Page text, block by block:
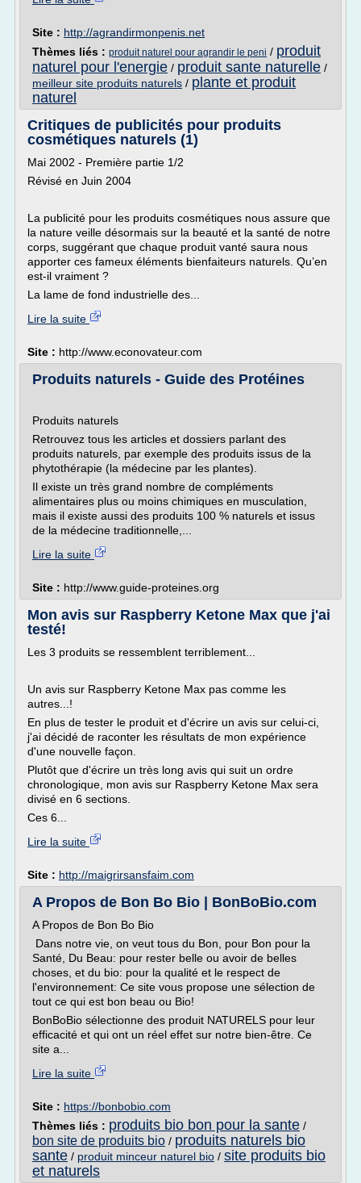
Site : http://agrandirmonpenis.net
Thèmes liés : produit naturel pour agrandir le peni / produit
naturel pour l'energie / produit sante naturelle /
meilleur site produits naturels / plante et produit
naturel
Critiques de publicités pour produits
cosmétiques naturels (1)
Mai 2002 - Première partie 1/2
Révisé en Juin 2004
La publicité pour les produits cosmétiques nous assure que
la nature veille désormais sur la beauté et la santé de notre
corps, suggérant que chaque produit vanté saura nous
apporter ces fameux éléments bienfaiteurs naturels. Qu’en
est-il vraiment ?
La lame de fond industrielle des...
Lire la suite
Site : http://www.econovateur.com
Produits naturels - Guide des Protéines
Produits naturels
Retrouvez tous les articles et dossiers parlant des
produits naturels, par exemple des produits issus de la
phytothérapie (la médecine par les plantes).
Il existe un très grand nombre de compléments
alimentaires plus ou moins chimiques en musculation,
mais il existe aussi des produits 100 % naturels et issus
de la médecine traditionnelle,...
Lire la suite
Site : http://www.guide-proteines.org
Mon avis sur Raspberry Ketone Max que j'ai
testé!
Les 3 produits se ressemblent terriblement...
Un avis sur Raspberry Ketone Max pas comme les
autres...!
En plus de tester le produit et d'écrire un avis sur celui-ci,
j'ai décidé de raconter les résultats de mon expérience
d'une nouvelle façon.
Plutôt que d'écrire un très long avis qui suit un ordre
chronologique, mon avis sur Raspberry Ketone Max sera
divisé en 6 sections.
Ces 6...
Lire la suite
Site : http://maigrirsansfaim.com
A Propos de Bon Bo Bio | BonBoBio.com
A Propos de Bon Bo Bio
Dans notre vie, on veut tous du Bon, pour Bon pour la
Santé, Du Beau: pour rester belle ou avoir de belles
choses, et du bio: pour la qualité et le respect de
l'environnement: Ce site vous propose une sélection de
tout ce qui est bon beau ou Bio!
BonBoBio sélectionne des produit NATURELS pour leur
efficacité et qui ont un réel effet sur notre bien-être. Ce
site a...
Lire la suite
Site : https://bonbobio.com
Thèmes liés : produits bio bon pour la sante /
bon site de produits bio / produits naturels bio
sante / produit minceur naturel bio / site produits bio
et naturels